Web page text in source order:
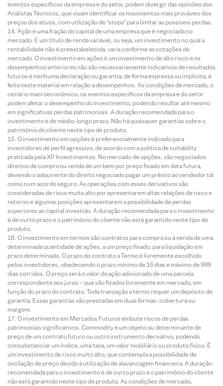
eventos específicos da empresa e do setor, podem divergir das opiniões dos
Analistas Técnicos, que visam identificar os movimentos mais prováveis dos
preços dos ativos, com utilização de “stops” para limitar as possíveis perdas.
Ação é uma fração do capital de uma empresa que é negociada no
mercado. É um título de renda variável, ou seja, um investimento no qual a
rentabilidade não é preestabelecida, varia conforme as cotações de
mercado. O investimento em ações é um investimento de alto risco e os
desempenhos anteriores não são necessariamente indicativos de resultados
futuros e nenhuma declaração ou garantia, de forma expressa ou implícita, é
feita neste material em relação a desempenhos. As condições de mercado, o
cenário macroeconômico, os eventos específicos da empresa e do setor
podem afetar o desempenho do investimento, podendo resultar até mesmo
em significativas perdas patrimoniais. A duração recomendada para o
investimento é de médio-longo prazo. Não há quaisquer garantias sobre o
patrimônio do cliente neste tipo de produto.
O investimento em opções é preferencialmente indicado para
investidores de perfil agressivo, de acordo com a política de suitability
praticada pela XP Investimentos. No mercado de opções, são negociados
direitos de compra ou venda de um bem por preço fixado em data futura,
devendo o adquirente do direito negociado pagar um prêmio ao vendedor tal
como num acordo seguro. As operações com esses derivativos são
consideradas de risco muito alto por apresentarem altas relações de risco e
retorno e algumas posições apresentarem a possibilidade de perdas
superiores ao capital investido. A duração recomendada para o investimento
é de curto prazo e o patrimônio do cliente não está garantido neste tipo de
produto.
O investimento em termos são contratos para compra ou a venda de uma
determinada quantidade de ações, a um preço fixado, para liquidação em
prazo determinado. O prazo do contrato a Termo é livremente escolhido
pelos investidores, obedecendo o prazo mínimo de 16 dias e máximo de 999
dias corridos. O preço será o valor da ação adicionado de uma parcela
correspondente aos juros – que são fixados livremente em mercado, em
função do prazo do contrato. Toda transação a termo requer um depósito de
garantia. Essas garantias são prestadas em duas formas: cobertura ou
margem.
O investimento em Mercados Futuros embute riscos de perdas
patrimoniais significativos. Commodity é um objeto ou determinante de
preço de um contrato futuro ou outro instrumento derivativo, podendo
consubstanciar um índice, uma taxa, um valor mobiliário ou produto físico. É
um investimento de risco muito alto, que contempla a possibilidade de
oscilação de preço devido à utilização de alavancagem financeira. A duração
recomendada para o investimento é de curto prazo e o patrimônio do cliente
não está garantido neste tipo de produto. As condições de mercado,